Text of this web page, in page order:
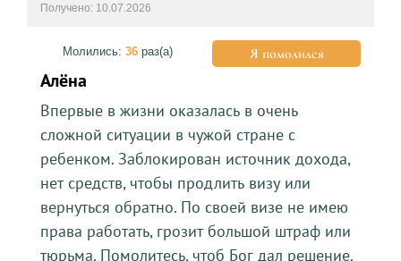
Получено: 10.07.2026
Я помолился
Молились: 36раз(а)
Алёна
Впервые в жизни оказалась в очень
сложной ситуации в чужой стране с
ребенком. Заблокирован источник дохода,
нет средств, чтобы продлить визу или
вернуться обратно. По своей визе не имею
права работать, грозит большой штраф или
тюрьма. Помолитесь, чтоб Бог дал решение.